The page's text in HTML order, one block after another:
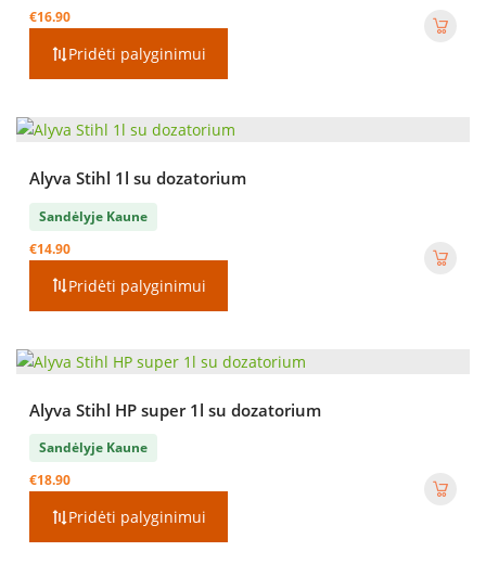
€16.90
Pridėti palyginimui
Alyva Stihl 1l su dozatorium
Sandėlyje Kaune
€14.90
Pridėti palyginimui
Alyva Stihl HP super 1l su dozatorium
Sandėlyje Kaune
€18.90
Pridėti palyginimui